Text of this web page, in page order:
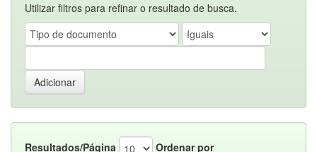
Utilizar filtros para refinar o resultado de busca.
Resultados/Página
Ordenar por